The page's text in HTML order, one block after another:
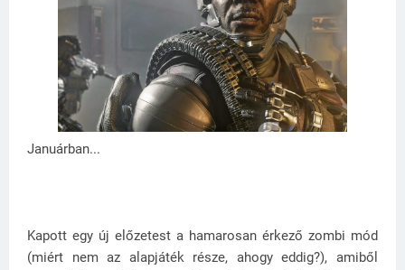
Januárban...
Kapott egy új előzetest a hamarosan érkező zombi mód
(miért nem az alapjáték része, ahogy eddig?), amiből